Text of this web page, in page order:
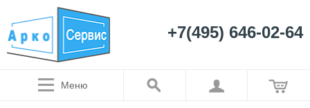
+7(495) 646-02-64
Меню